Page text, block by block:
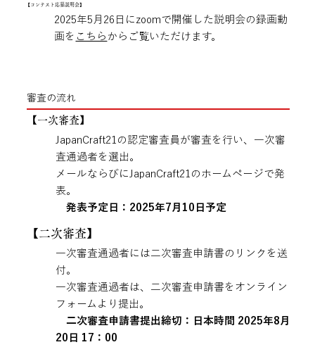
審査の流れ
【​一次審査】
JapanCraft21の認定審査員が審査を行い、一次審
査通過者を選出。
メールならびにJapanCraft21のホームページで発
表。
発表予定日：2025年7月10日予定
【​二次審査】
一次審査通過者には二次審査申請書のリンクを送
付。
一次審査通過者は、二次審査申請書をオンライン
フォームより提出。
二次審査申請書提出締切：日本時間 2025年8月
20日 17：00
【コンテスト応募説明会】
2025年5月26日にzoomで開催した説明会の録画動
画を こちら からご覧いただけます。